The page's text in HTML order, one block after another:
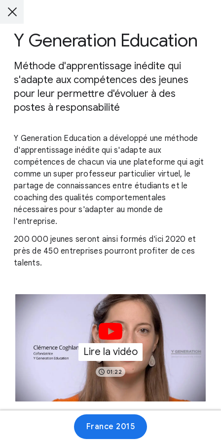
Y Generation Education
Méthode d'apprentissage inédite qui
s'adapte aux compétences des jeunes
pour leur permettre d'évoluer à des
postes à responsabilité
Y Generation Education a développé une méthode
d'apprentissage inédite qui s'adapte aux
compétences de chacun via une plateforme qui agit
comme un super professeur particulier virtuel, le
partage de connaissances entre étudiants et le
coaching des qualités comportementales
nécessaires pour s'adapter au monde de
l'entreprise.
200 000 jeunes seront ainsi formés d'ici 2020 et
près de 450 entreprises pourront profiter de ces
talents.
Lire la vidéo
01:22
France 2015